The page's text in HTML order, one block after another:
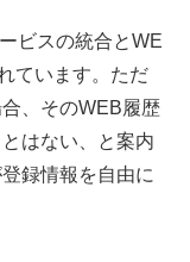
ビスの統合とWE
ています。ただ
、そのWEB履歴
はない、と案内
録情報を自由に